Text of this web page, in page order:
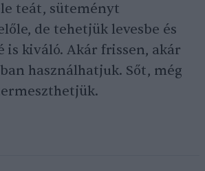
teát, süteményt
de tehetjük levesbe és
is kiváló. Akár frissen, akár
használhatjuk. Sőt, még